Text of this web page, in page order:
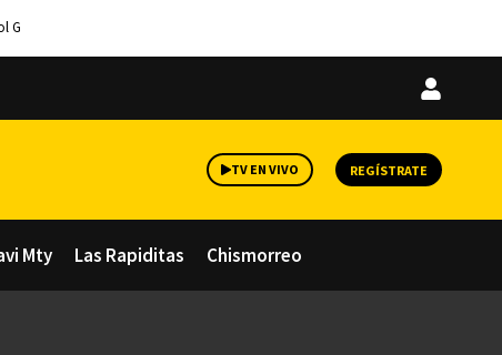
G
Iniciar
TV EN VIVO REGÍSTRATE
Mty Las Rapiditas Chismorreo